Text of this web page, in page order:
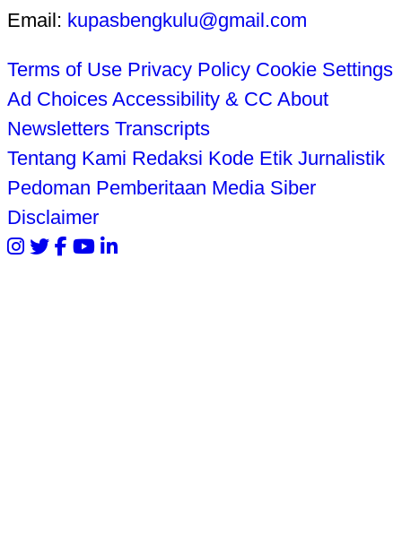
Email: kupasbengkulu@gmail.com
Terms of Use Privacy Policy Cookie Settings
Ad Choices Accessibility & CC About
Newsletters Transcripts
Tentang Kami Redaksi Kode Etik Jurnalistik
Pedoman Pemberitaan Media Siber
Disclaimer